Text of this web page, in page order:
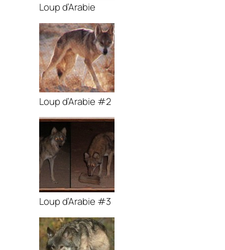
Loup d’Arabie
Loup d’Arabie #2
Loup d’Arabie #3